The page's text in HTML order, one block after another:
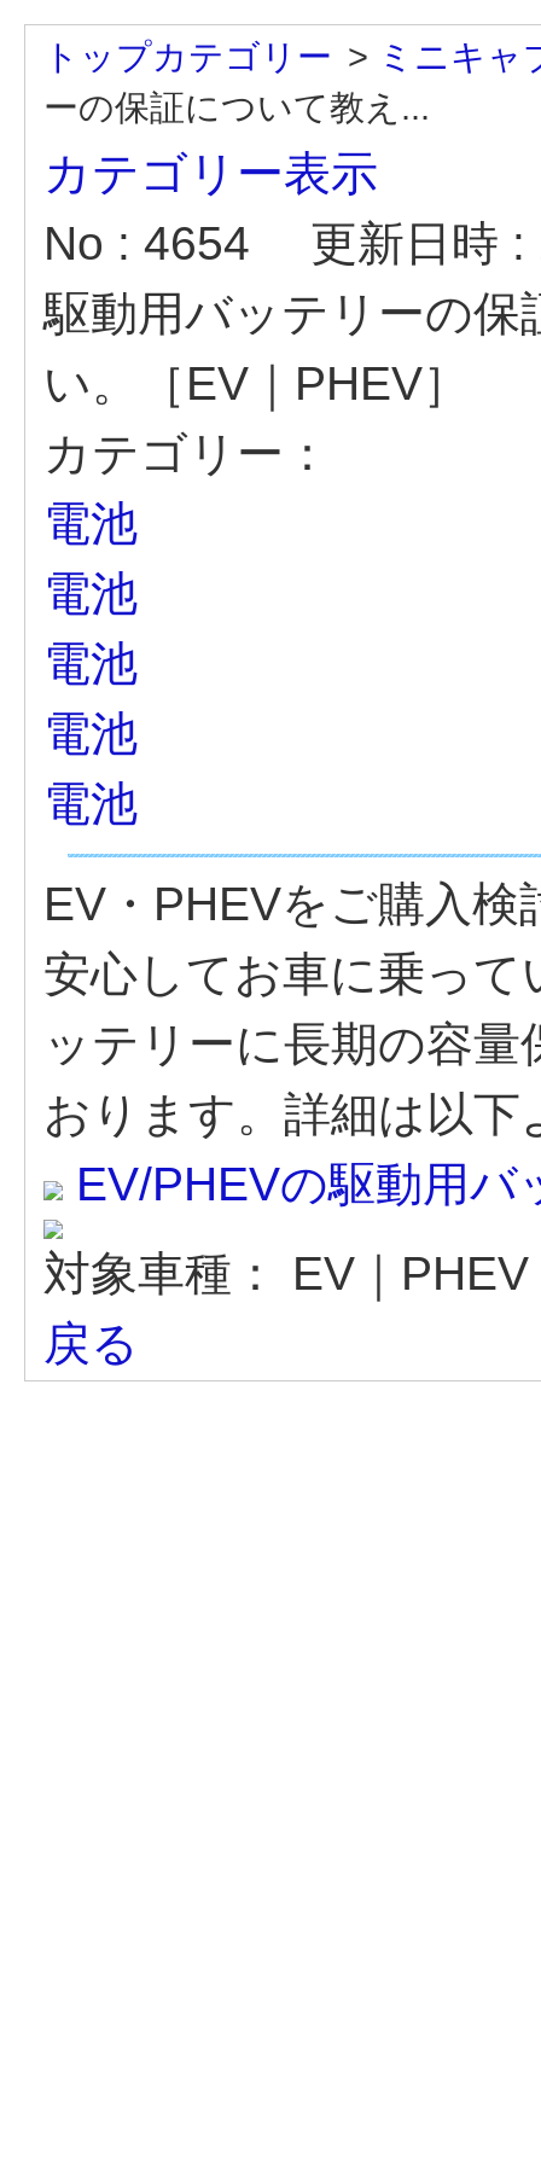
トップカテゴリー > ミニキャ
ーの保証について教え...
カテゴリー表示
No : 4654
更新日時
駆動用バッテリーの
い。［EV｜PHEV］
カテゴリー：
電池
電池
電池
電池
電池
EV・PHEVをご購入
安心してお車に乗っ
ッテリーに長期の容
おります。詳細は以
EV/PHEVの駆動用
対象車種：
EV｜
戻る